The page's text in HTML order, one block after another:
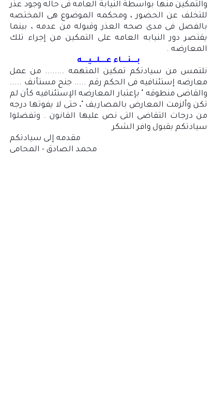
والتمكين منها بواسطة النيابة العامه فى حاله وجود عذر
للتخلف عن الحضور ، ومحكمه الموضوع هى المختصه
بالفصل فى مدى صحه العذر وقبوله من عدمه ، بينما
يقتصر دور النيابه العامه على التمكين من إجراء تلك
المعارضه .
بــــنــــاء عــــلـــيــــه
نلتمس من سيادتكم تمكين المتهمه ........ من عمل
معارضه إستئنافيه فى الحكم رقم ..... جنح مستأنف .....
والقاضى منطوقه " بإعتبار المعارضه الإستئنافيه كأن لم
تكن وألزمت المعارض بالمصاريف "، حتى لا يفوتها درجه
من درجات التقاضى التى نص عليها القانون . وتفضلوا
سيادتكم بقبول وافر الشكر
مقدمه إلى سيادتكم
محمد الصادق - المحامى